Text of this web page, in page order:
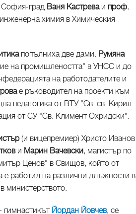
София-град Ваня Кастреваи проф.
химия в Химическия
попълниха две дами. Румяна
на промишлеността" в УНСС и до
на работодателите и
е ръководител на проекти към
педагогика от ВТУ "Св. св. Кирил
от СУ "Св. Климент Охридски".
(и вицепремиер) Христо Иванов
и Марин Вачевски, магистър по
Ценов" в Свищов, който от
е работил на различни длъжности в
министерството.
гимнастикът Йордан Йовчев, се